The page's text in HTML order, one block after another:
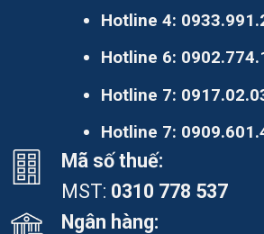
Hotline 4:
Hotline 6:
Hotline 7:
Hotline 7:
Mã số thuế:
MST: 0310 778 537
Ngân hàng: